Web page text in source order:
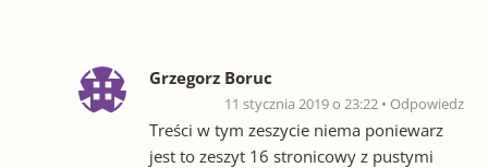
Grzegorz Boruc
11 stycznia 2019 o 23:22 Odpowiedz
Treści w tym zeszycie niema poniewarz
jest to zeszyt 16 stronicowy z pustymi